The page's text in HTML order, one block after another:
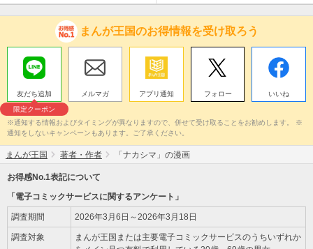
まんが王国のお得情報を受け取ろう
友だち追加
限定クーポン
メルマガ アプリ通知 フォロー いいね
※通知する情報およびタイミングが異なりますので、併せて受け取ることをお勧めします。 ※
通知をしないキャンペーンもあります。ご了承ください。
まんが王国 著者・作者 「ナカシマ」の漫画
お得感No.1表記について
「電子コミックサービスに関するアンケート」
調査期間 2026年3月6日～2026年3月18日
調査対象
まんが王国または主要電子コミックサービスのうちいずれか